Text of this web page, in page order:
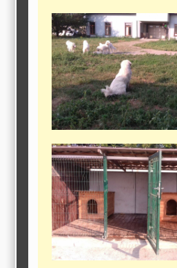
отделочные
материалы,
строительные
машины и техника,
все для
коммуникаций
Туризм, отдых,
путешествия,
авиакомпании, ж/д
перевозки,
пансионаты, отели,
Трудоустройство,
кадровые агентства,
крюининг
Программирование
сайта